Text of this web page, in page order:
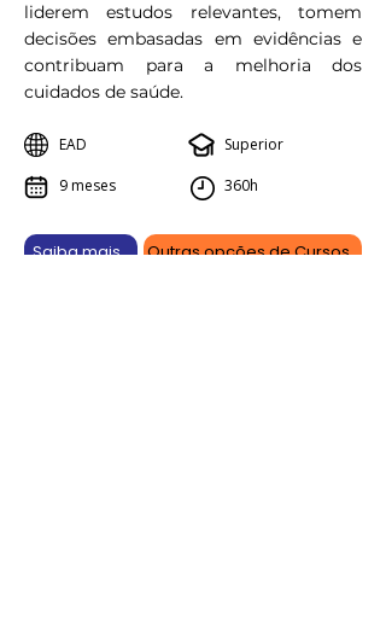
liderem estudos relevantes, tomem
decisões embasadas em evidências e
contribuam para a melhoria dos
cuidados de saúde.
EAD
9 meses
Superior
360h
Saiba mais Outras opções de Cursos